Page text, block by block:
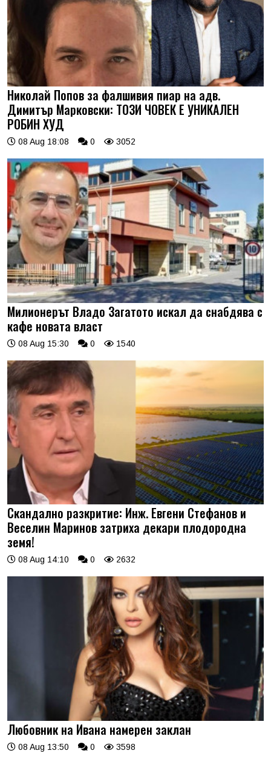
Николай Попов за фалшивия пиар на адв.
Димитър Марковски: ТОЗИ ЧОВЕК Е УНИКАЛЕН
РОБИН ХУД
08 Aug 18:08 0 3052
Милионерът Владо Загатото искал да снабдява с
кафе новата власт
08 Aug 15:30 0 1540
Скандално разкритие: Инж. Евгени Стефанов и
Веселин Маринов затриха декари плодородна
земя!
08 Aug 14:10 0 2632
Любовник на Ивана намерен заклан
08 Aug 13:50 0 3598